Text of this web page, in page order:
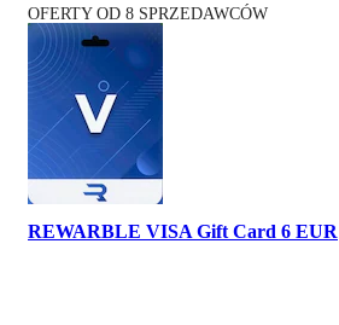
OFERTY OD 8 SPRZEDAWCÓW
REWARBLE VISA Gift Card 6 EUR